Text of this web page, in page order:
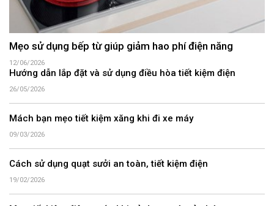
Mẹo sử dụng bếp từ giúp giảm hao phí điện năng
12/06/2026
Hướng dẫn lắp đặt và sử dụng điều hòa tiết kiệm điện
26/05/2026
Mách bạn mẹo tiết kiệm xăng khi đi xe máy
09/03/2026
Cách sử dụng quạt sưởi an toàn, tiết kiệm điện
19/02/2026